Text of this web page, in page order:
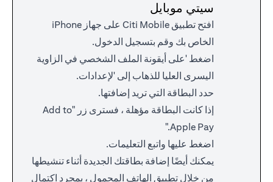
سيتي موبايل
افتح تطبيق Citi Mobile على جهاز iPhone
الخاص بك وقم بتسجيل الدخول.
اضغط 'على أيقونة الملف الشخصي في الزاوية
اليسرى العليا للذهاب إلى 'لإعدادات.
حدد البطاقة التي تريد إضافتها.
إذا كانت البطاقة مؤهلة ، فسترى زر "Add to
Apple Pay."
اضغط عليها واتبع التعليمات.
يمكنك أيضًا إضافة بطاقتك الجديدة أثناء تنشيطها
من خلال تطبيق الهاتف المحمول ، بمجرد اكتمال